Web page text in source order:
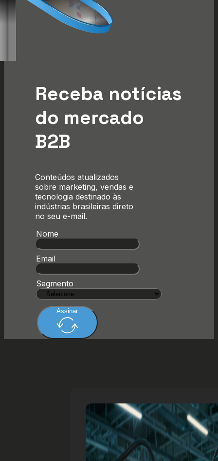
Receba notícias
do mercado
B2B
Conteúdos atualizados
sobre marketing, vendas e
tecnologia destinado às
indústrias brasileiras direto
no seu e-mail.
Nome
Email
Segmento
Assinar